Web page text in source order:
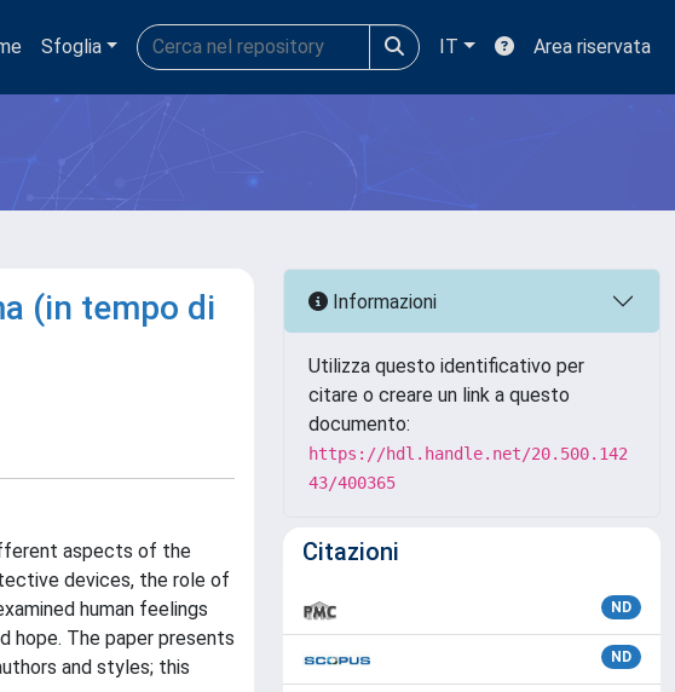
Sfoglia IT Area riservata
(in tempo di
aspects of the
devices, the role of
human feelings
hope. The paper presents
and styles; this
Informazioni
Utilizza questo identificativo per
citare o creare un link a questo
documento:
https://hdl.handle.net/20.500.142
43/400365
Citazioni
ND
ND